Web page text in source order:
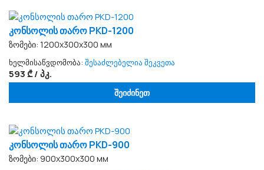
კონსოლის თარო PKD-1200
ზომები: 1200х300х300 мм
ხელმისაწვდომობა: შესაძლებელია შეკვეთა
593 ₾ / პკ.
შეიძინეთ
კონსოლის თარო PKD-900
ზომები: 900х300х300 мм